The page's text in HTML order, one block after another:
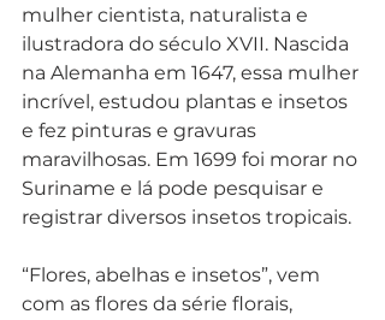
mulher cientista, naturalista e
ilustradora do século XVII. Nascida
na Alemanha em 1647, essa mulher
incrível, estudou plantas e insetos
e fez pinturas e gravuras
maravilhosas. Em 1699 foi morar no
Suriname e lá pode pesquisar e
registrar diversos insetos tropicais.
“Flores, abelhas e insetos”, vem
com as flores da série florais,